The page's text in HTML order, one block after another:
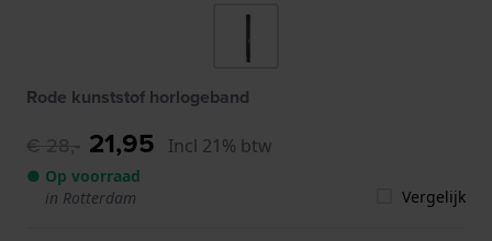
Rode kunststof horlogeband
€ 28,- 21,95 Incl 21% btw
● Op voorraad
in Rotterdam
Vergelijk